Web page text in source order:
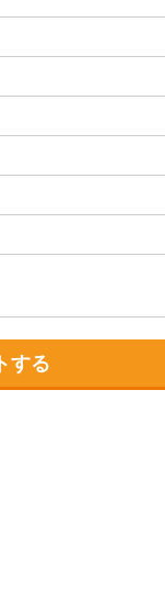
する